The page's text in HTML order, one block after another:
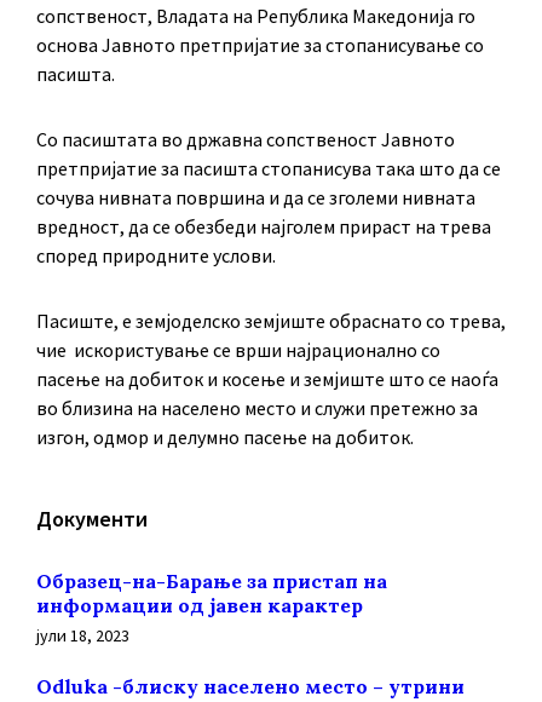
сопственост, Владата на Република Македонија го
основа Јавното претпријатие за стопанисување со
пасишта.
Co пасиштата во државна сопственост Јавното
претпријатие за пасишта стопанисува така што да се
сочува нивната површина и да се зголеми нивната
вредност, да се обезбеди најголем прираст на трева
според природните услови.
Пасиште, е земјоделско земјиште обраснато со трева,
чие искористување се врши најрационално со
пасење на добиток и косење и земјиште што се наоѓа
во близина на населено место и служи претежно за
изгон, одмор и делумно пасење на добиток.
Документи
Образец-на-Барање за пристап на
информации од јавен карактер
јули 18, 2023
Odluka -блиску населено место – утрини